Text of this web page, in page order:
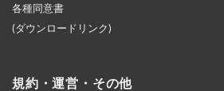
各種同意書
(ダウンロードリンク)
規約・運営・その他